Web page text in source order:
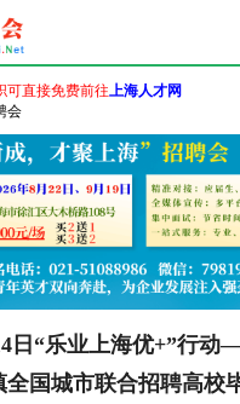
可直接免费前往上海人才网
会
日“乐业上海优+”行
全国城市联合招聘高校